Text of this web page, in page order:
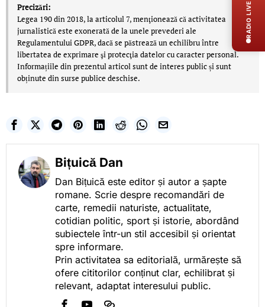
Precizări:
Legea 190 din 2018, la articolul 7, menţionează că activitatea
jurnalistică este exonerată de la unele prevederi ale
Regulamentului GDPR, dacă se păstrează un echilibru între
libertatea de exprimare şi protecţia datelor cu caracter personal.
Informațiile din prezentul articol sunt de interes public și sunt
obținute din surse publice deschise.
Bițuică Dan
Dan Bițuică este editor și autor a șapte
romane. Scrie despre recomandări de
carte, remedii naturiste, actualitate,
cotidian politic, sport și istorie, abordând
subiectele într-un stil accesibil și orientat
spre informare.
Prin activitatea sa editorială, urmărește să
ofere cititorilor conținut clar, echilibrat și
relevant, adaptat interesului public.
RADIO LIVE